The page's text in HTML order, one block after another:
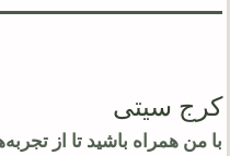
کرج سیتی
با من همراه باشید تا از